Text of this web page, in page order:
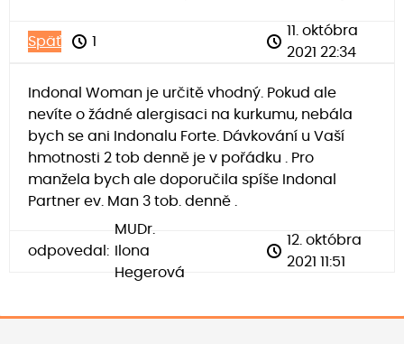
Späť 1
11. októbra
2021 22:34
Indonal Woman je určitě vhodný. Pokud ale
nevíte o žádné alergisaci na kurkumu, nebála
bych se ani Indonalu Forte. Dávkování u Vaší
hmotnosti 2 tob denně je v pořádku . Pro
manžela bych ale doporučila spíše Indonal
Partner ev. Man 3 tob. denně .
odpovedal:
MUDr.
Ilona
Hegerová
12. októbra
2021 11:51